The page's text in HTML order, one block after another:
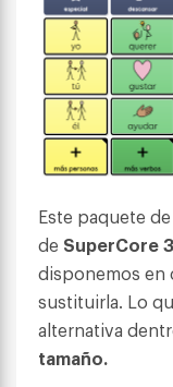
Este paquete
de SuperCore
disponemos en
sustituirla. Lo
alternativa
tamaño.